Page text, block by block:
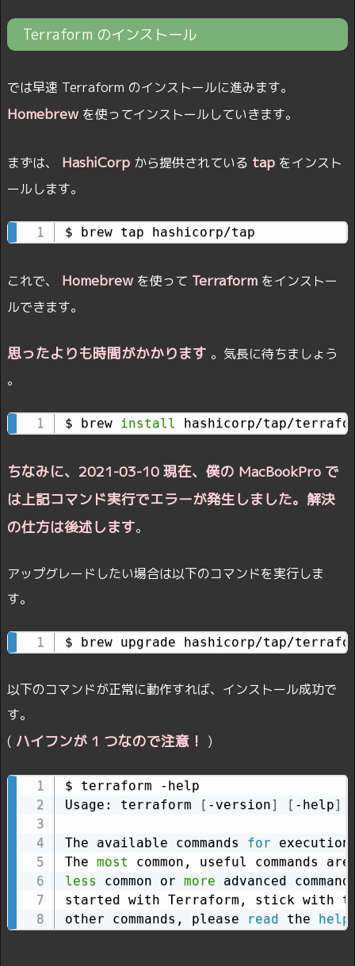
Terraform のインストール
では早速 Terraform のインストールに進みます。
Homebrewを使ってインストールしていきます。
まずは、 HashiCorp から提供されている tap をインスト
ールします。
$ brew tap hashicorp/tap
これで、 Homebrewを使って Terraform をインストー
ルできます。
思ったよりも時間がかかります 。気長に待ちましょう
。
$ brew install hashicorp/tap/
ちなみに、2021-03-10 現在、僕の MacBookPro で
は上記コマンド実行でエラーが発生しました。解決
の仕方は後述します。
アップグレードしたい場合は以下のコマンドを実行しま
す。
$ brew upgrade hashicorp/tap/
以下のコマンドが正常に動作すれば、インストール成功で
す。
( ハイフンが 1 つなので注意！ )
$ terraform -help
Usage: terraform
[ -version] [ -help]
The available commands for
The most
less common or more advanced
started with Terraform, stick with the
other commands, please
read the help